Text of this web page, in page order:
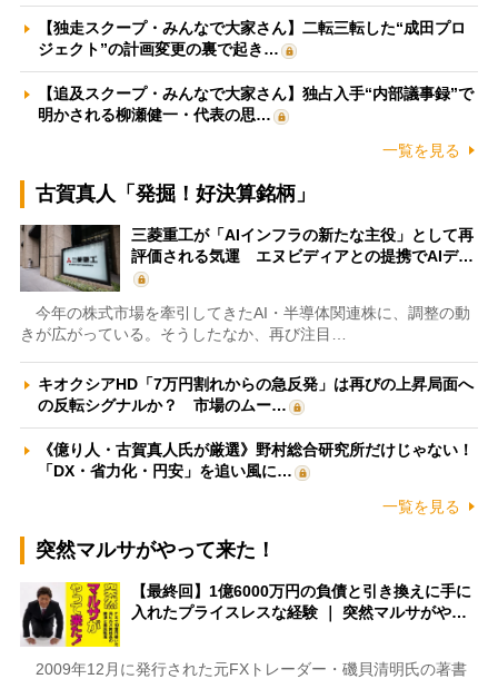
【独走スクープ・みんなで大家さん】二転三転した“成田プロ
ジェクト”の計画変更の裏で起き…
【追及スクープ・みんなで大家さん】独占入手“内部議事録”で
明かされる柳瀬健一・代表の思…
一覧を見る
古賀真人「発掘！好決算銘柄」
三菱重工が「AIインフラの新たな主役」として再
評価される気運 エヌビディアとの提携でAIデ…
今年の株式市場を牽引してきたAI・半導体関連株に、調整の動
きが広がっている。そうしたなか、再び注目…
キオクシアHD「7万円割れからの急反発」は再びの上昇局面へ
の反転シグナルか？ 市場のムー…
《億り人・古賀真人氏が厳選》野村総合研究所だけじゃない！
「DX・省力化・円安」を追い風に…
一覧を見る
突然マルサがやって来た！
【最終回】1億6000万円の負債と引き換えに手に
入れたプライスレスな経験 ｜ 突然マルサがや…
2009年12月に発行された元FXトレーダー・磯貝清明氏の著書